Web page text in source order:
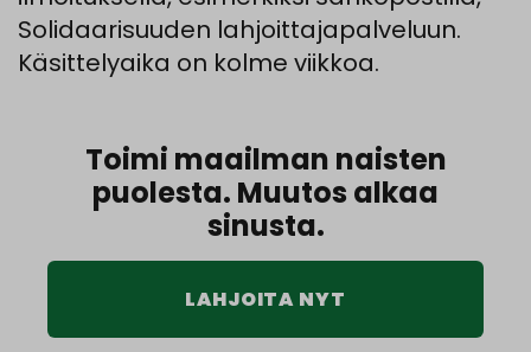
Solidaarisuuden lahjoittajapalveluun.
Käsittelyaika on kolme viikkoa.
Toimi maailman naisten
puolesta. Muutos alkaa
sinusta.
LAHJOITA NYT